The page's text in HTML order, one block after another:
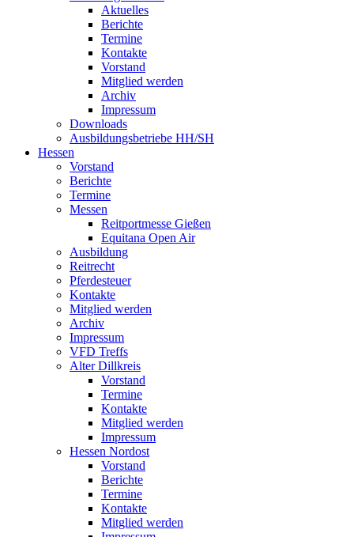
Aktuelles
Berichte
Termine
Kontakte
Vorstand
Mitglied werden
Archiv
Impressum
Downloads
Ausbildungsbetriebe HH/SH
Hessen
Vorstand
Berichte
Termine
Messen
Reitportmesse Gießen
Equitana Open Air
Ausbildung
Reitrecht
Pferdesteuer
Kontakte
Mitglied werden
Archiv
Impressum
VFD Treffs
Alter Dillkreis
Vorstand
Termine
Kontakte
Mitglied werden
Impressum
Hessen Nordost
Vorstand
Berichte
Termine
Kontakte
Mitglied werden